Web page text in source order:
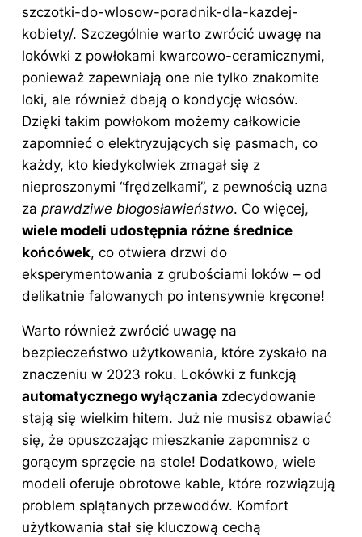
szczotki-do-wlosow-poradnik-dla-kazdej-
kobiety/. Szczególnie warto zwrócić uwagę na
lokówki z powłokami kwarcowo-ceramicznymi,
ponieważ zapewniają one nie tylko znakomite
loki, ale również dbają o kondycję włosów.
Dzięki takim powłokom możemy całkowicie
zapomnieć o elektryzujących się pasmach, co
każdy, kto kiedykolwiek zmagał się z
nieproszonymi “frędzelkami”, z pewnością uzna
za prawdziwe błogosławieństwo. Co więcej,
wiele modeli udostępnia różne średnice
końcówek, co otwiera drzwi do
eksperymentowania z grubościami loków – od
delikatnie falowanych po intensywnie kręcone!
Warto również zwrócić uwagę na
bezpieczeństwo użytkowania, które zyskało na
znaczeniu w 2023 roku. Lokówki z funkcją
automatycznego wyłączania zdecydowanie
stają się wielkim hitem. Już nie musisz obawiać
się, że opuszczając mieszkanie zapomnisz o
gorącym sprzęcie na stole! Dodatkowo, wiele
modeli oferuje obrotowe kable, które rozwiązują
problem splątanych przewodów. Komfort
użytkowania stał się kluczową cechą